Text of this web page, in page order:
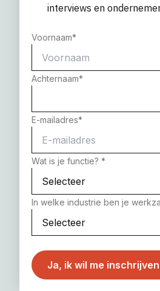
interviews en
Voornaam*
Achternaam*
E-mailadres*
Wat is je functie? *
In welke industrie ben je